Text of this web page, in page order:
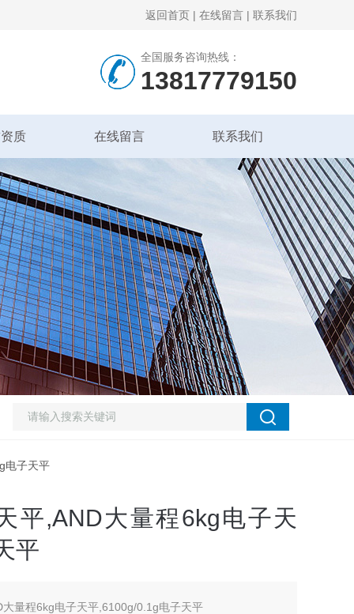
返回首页 | 在线留言 | 联系我们
全国服务咨询热线：
13817779150
质 在线留言 联系我们
电子天平
平,AND大量程6kg电子天
平
量程6kg电子天平,6100g/0.1g电子天平